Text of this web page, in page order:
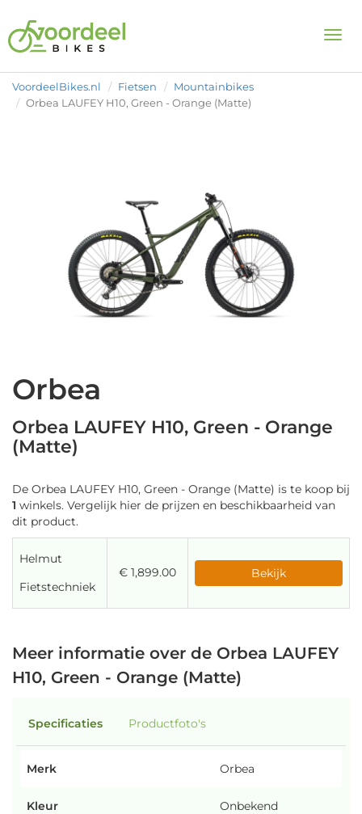
VoordeelBikes.nl Fietsen
Mountainbikes
Orbea LAUFEY H10, Green - Orange (Matte)
Orbea
Orbea LAUFEY H10, Green - Orange
(Matte)
De Orbea LAUFEY H10, Green - Orange (Matte) is te koop bij
1 winkels. Vergelijk hier de prijzen en beschikbaarheid van
dit product.
Helmut
Fietstechniek
€ 1,899.00 Bekijk
Meer informatie over de Orbea LAUFEY
H10, Green - Orange (Matte)
Specificaties Productfoto's
Merk Orbea
Kleur Onbekend